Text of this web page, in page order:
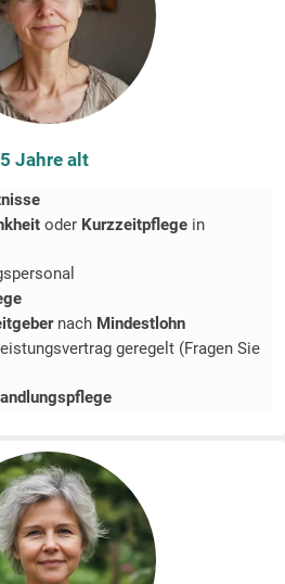
Jahre alt
oder Kurzzeitpflege in
nach Mindestlohn
geregelt (Fragen Sie